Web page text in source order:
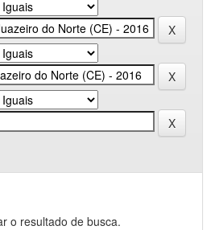
o resultado de busca.